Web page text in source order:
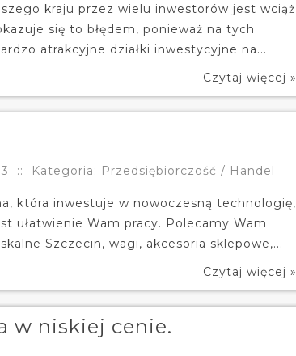
kraju przez wielu inwestorów jest wciąż
się to błędem, ponieważ na tych
atrakcyjne działki inwestycyjne na...
Czytaj więcej »
:: Kategoria: Przedsiębiorczość / Handel
która inwestuje w nowoczesną technologię,
ułatwienie Wam pracy. Polecamy Wam
Szczecin, wagi, akcesoria sklepowe,...
Czytaj więcej »
w niskiej cenie.